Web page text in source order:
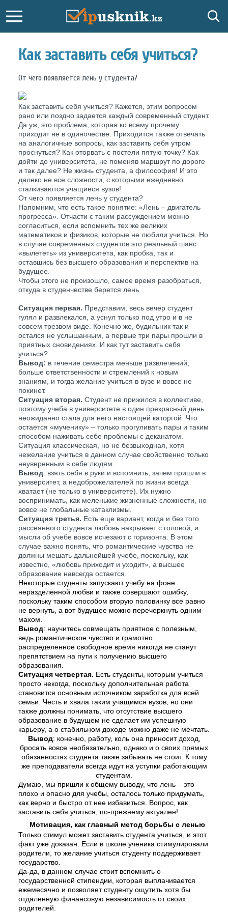
Как заставить себя учиться?
От чего появляется лень у студента?
Как заставить себя учиться? Кажется, этим вопросом
рано или поздно задается каждый современный студент.
Да уж, это проблема, которая ко всему прочему
приходит не в одиночестве. Приходится также отвечать
на аналогичные вопросы, как заставить себя утром
проснуться? Как оторвать с постели пятую точку? Как
дойти до университета, не поменяв маршрут по дороге
и так далее? Не жизнь студента, а философия! И это
далеко не все сложности, с которыми ежедневно
сталкиваются учащиеся вузов!
От чего появляется лень у студента?
Напомним, что есть такое понятие: «Лень – двигатель
прогресса». Отчасти с таким рассуждением можно
согласиться, если вспомнить тех же великих
математиков и физиков, которые не любили учиться. Но
в случае современных студентов это реальный шанс
«вылететь» из университета, как пробка, так и
оставшись без высшего образования и перспектив на
будущее.
Чтобы этого не произошло, самое время разобраться,
откуда в студенчестве берется лень.
Ситуация первая. Представим, весь вечер студент
гулял и развлекался, а уснул только под утро и в не
совсем трезвом виде. Конечно же, будильник так и
остался не услышанным, а первые три пары прошли в
приятных сновидениях. И как тут заставить себя
учиться?
Вывод: в течение семестра меньше развлечений,
больше ответственности и стремлений к новым
знаниям, и тогда желание учиться в вузе и вовсе не
покинет.
Ситуация вторая. Студент не прижился в коллективе,
поэтому учеба в университете в один прекрасный день
неожиданно стала для него настоящей каторгой. Что
остается «мученику» – только прогуливать пары и таким
способом наживать себе проблемы с деканатом.
Ситуация классическая, но не безвыходная, хотя
нежелание учиться в данном случае свойственно только
неуверенным в себе людям.
Вывод: взять себя в руки и вспомнить, зачем пришли в
университет, а недоброжелателей по жизни всегда
хватает (не только в университете). Их нужно
воспринимать, как меленькие жизненные сложности, но
вовсе не глобальные катаклизмы.
Ситуация третья. Есть еще вариант, когда и без того
рассеянного студента любовь накрывает с головой, и
мысли об учебе вовсе исчезают с горизонта. В этом
случае важно понять, что романтические чувства не
должны мешать дальнейшей учебе, поскольку, как
известно, «любовь приходит и уходит», а высшее
образование навсегда остается.
Некоторые студенты запускают учебу на фоне
неразделенной любви и также совершают ошибку,
поскольку таким способом вторую половинку все равно
не вернуть, а вот будущее можно перечеркнуть одним
махом.
Вывод: научитесь совмещать приятное с полезным,
ведь романтическое чувство и грамотно
распределенное свободное время никогда не станут
препятствием на пути к получению высшего
образования.
Ситуация четвертая. Есть студенты, которым учиться
просто некогда, поскольку дополнительная работа
становится основным источником заработка для всей
семьи. Честь и хвала таким учащимся вузов, но они
также должны понимать, что отсутствие высшего
образование в будущем не сделает им успешную
карьеру, а о стабильном доходе можно даже не мечтать.
Вывод: конечно, работу, коль она приносит доход,
бросать вовсе необязательно, однако и о своих прямых
обязанностях студента также забывать не стоит. К тому
же преподаватели всегда идут на уступки работающим
студентам.
Думаю, мы пришли к общему выводу, что лень – это
плохо и опасно для учебы, осталось только придумать,
как верно и быстро от нее избавиться. Вопрос, как
заставить себя учиться, по-прежнему актуален!
Мотивация, как главный метод борьбы с ленью
Только стимул может заставить студента учиться, и этот
факт уже доказан. Если в школе ученика стимулировали
родители, то желание учиться студенту поддерживает
государство.
Да-да, в данном случае стоит вспомнить о
государственной стипендии, которая выплачивается
ежемесячно и позволяет студенту ощутить хотя бы
отдаленную финансовую независимость от своих
родителей.